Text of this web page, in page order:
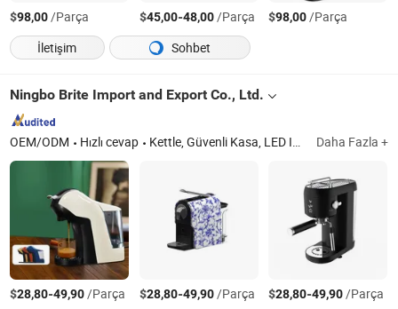
$98,00/Parça $45,00-48,00/Parça $98,00/Parça
İletişim
Sohbet
Ningbo Brite Import and Export Co., Ltd.
OEM/ODM Hızlı cevap Kettle, Güvenli Kasa, LED Işıklar, Saç Kurutma Makinesi, Tartı, Minibar Buzdolabı, Kahve Makinesi, Giysi Buharlağı, Kozmetik Ayna, Hava Temizleyici Daha Fazla +
$28,80-49,90/Parça $28,80-49,90/Parça $28,80-49,90/Parça